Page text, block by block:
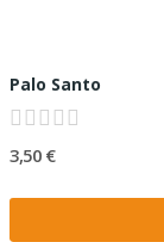
Palo Santo
3,50 €